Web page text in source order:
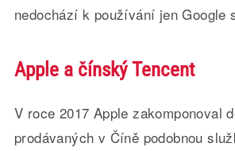
nedochází k používání jen Google
Apple a čínský Tencent
V roce 2017 Apple zakomponoval
prodávaných v Číně podobnou